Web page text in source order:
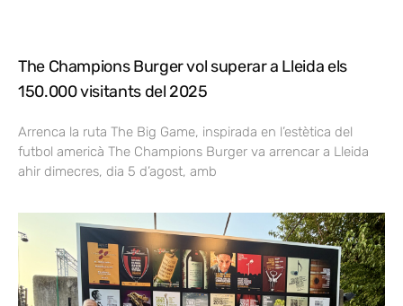
The Champions Burger vol superar a Lleida els
150.000 visitants del 2025
Arrenca la ruta The Big Game, inspirada en l’estètica del
futbol americà The Champions Burger va arrencar a Lleida
ahir dimecres, dia 5 d’agost, amb